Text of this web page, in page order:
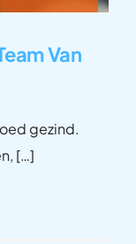
Van
gezind.
[…]